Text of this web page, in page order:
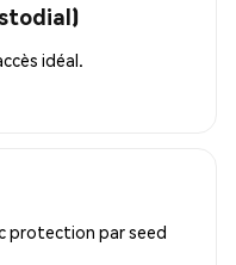
idéal.
protection par seed